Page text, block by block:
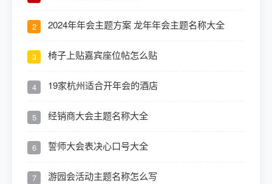
2 2024年年会主题方案 龙年年会主题名称大全
3 椅子上贴嘉宾座位帖怎么贴
4 19家杭州适合开年会的酒店
5 经销商大会主题名称大全
6 誓师大会表决心口号大全
7 游园会活动主题名称怎么写